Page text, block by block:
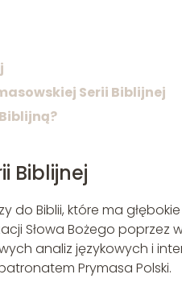
Serii Biblijnej
Biblijnej
do Biblii, które ma
Słowa Bożego poprzez
analiz językowych i
Prymasa Polski.